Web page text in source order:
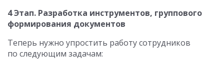
4 Этап. Разработка инструментов, группового
формирования документов
Теперь нужно упростить работу сотрудников
по следующим задачам: